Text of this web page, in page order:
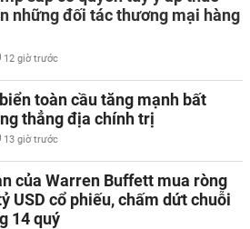
những đối tác thương mại hàng
12 giờ trước
toàn cầu tăng mạnh bất
thẳng địa chính trị
13 giờ trước
của Warren Buffett mua ròng
USD cổ phiếu, chấm dứt chuỗi
14 quý